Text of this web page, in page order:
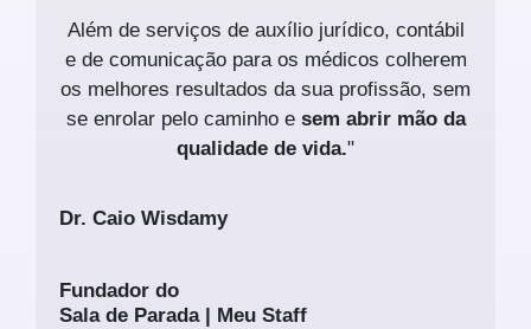
Além de serviços de auxílio jurídico, contábil
e de comunicação para os médicos colherem
os melhores resultados da sua profissão, sem
se enrolar pelo caminho e sem abrir mão da
qualidade de vida."
Dr. Caio Wisdamy
Fundador do
Sala de Parada | Meu Staff